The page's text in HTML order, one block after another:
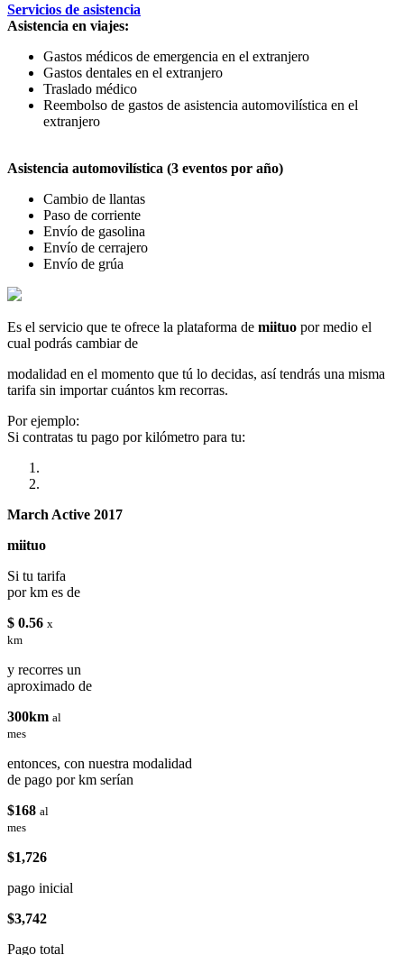
Servicios de asistencia
Asistencia en viajes:
Gastos médicos de emergencia en el extranjero
Gastos dentales en el extranjero
Traslado médico
Reembolso de gastos de asistencia automovilística en el
extranjero
Asistencia automovilística (3 eventos por año)
Cambio de llantas
Paso de corriente
Envío de gasolina
Envío de cerrajero
Envío de grúa
Es el servicio que te ofrece la plataforma de miituo por medio el
cual podrás cambiar de
modalidad en el momento que tú lo decidas, así tendrás una misma
tarifa sin importar cuántos km recorras.
Por ejemplo:
Si contratas tu pago por kilómetro para tu:
March Active 2017
miituo
Si tu tarifa
por km es de
$ 0.56 x
km
y recorres un
aproximado de
300km al
mes
entonces, con nuestra modalidad
de pago por km serían
$168 al
mes
$1,726
pago inicial
$3,742
Pago total